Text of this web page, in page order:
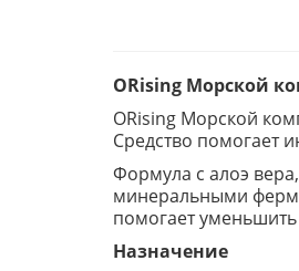
ORising Морской
ORising Морской
Средство помогает
Формула с алоэ
минеральными
помогает уменьшить
Назначение